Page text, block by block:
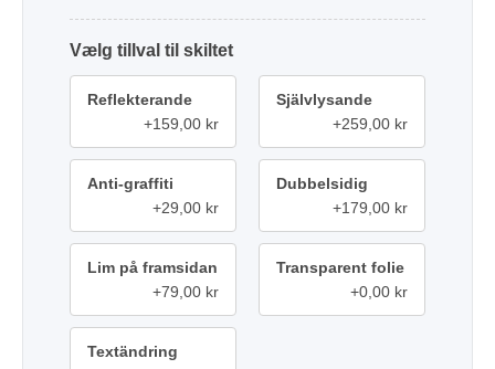
tillval
Reflekterande
+159,00 kr
Självlysande
+259,00 kr
Anti-graffiti
+29,00 kr
Dubbelsidig
+179,00 kr
Lim på framsidan
+79,00 kr
Transparent folie
+0,00 kr
Textändring